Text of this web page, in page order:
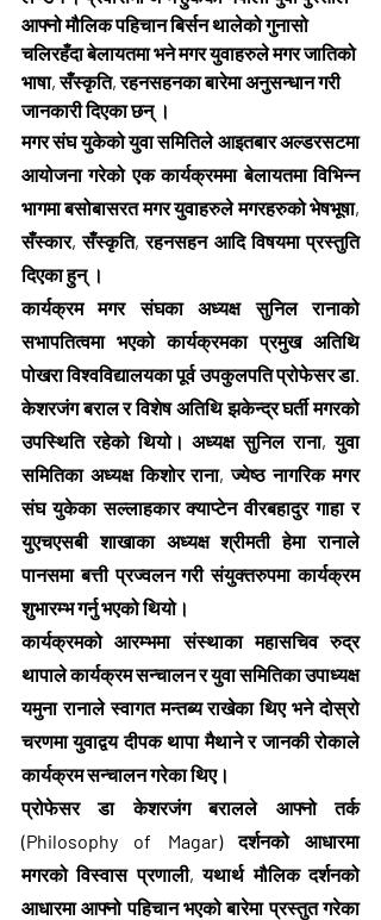
आफ्नो मौलिक पहिचान बिर्सन थालेको गुनासो
चलिरहँदा बेलायतमा भने मगर युवाहरुले मगर जातिको
भाषा, सँस्कृति, रहनसहनका बारेमा अनुसन्धान गरी
जानकारी दिएका छन् ।
मगर संघ युकेको युवा समितिले आइतबार अल्डरसटमा
आयोजना गरेको एक कार्यक्रममा बेलायतमा विभिन्न
भागमा बसोबासरत मगर युवाहरुले मगरहरुको भेषभूषा,
सँस्कार, सँस्कृति, रहनसहन आदि विषयमा प्रस्तुति
दिएका हुन् ।
कार्यक्रम मगर संघका अध्यक्ष सुनिल रानाको
सभापतित्वमा भएको कार्यक्रमका प्रमुख अतिथि
पोखरा विश्वविद्यालयका पूर्व उपकुलपति प्रोफेसर डा.
केशरजंग बराल र विशेष अतिथि झकेन्द्र घर्ती मगरको
उपस्थिति रहेको थियो। अध्यक्ष सुनिल राना, युवा
समितिका अध्यक्ष किशोर राना, ज्येष्ठ नागरिक मगर
संघ युकेका सल्लाहकार क्याप्टेन वीरबहादुर गाहा र
युएचएसबी शाखाका अध्यक्ष श्रीमती हेमा रानाले
पानसमा बत्ती प्रज्वलन गरी संयुक्तरुपमा कार्यक्रम
शुभारम्भ गर्नु भएको थियो।
कार्यक्रमको आरम्भमा संस्थाका महासचिव रुद्र
थापाले कार्यक्रम सन्चालन र युवा समितिका उपाध्यक्ष
यमुना रानाले स्वागत मन्तब्य राखेका थिए भने दोस्रो
चरणमा युवाद्वय दीपक थापा मैथाने र जानकी रोकाले
कार्यक्रम सन्चालन गरेका थिए।
प्रोफेसर डा केशरजंग बरालले आफ्नो तर्क
(Philosophy of Magar) दर्शनको आधारमा
मगरको विस्वास प्रणाली, यथार्थ मौलिक दर्शनको
आधारमा आफ्नो पहिचान भएको बारेमा प्रस्तुत गरेका